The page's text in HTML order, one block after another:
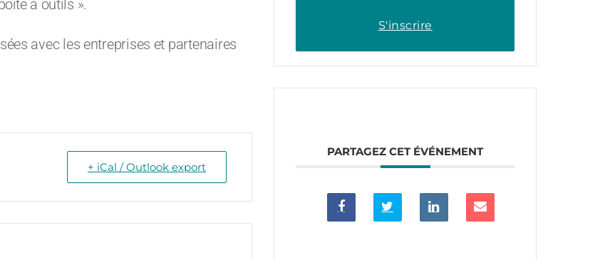
à outils ».
avec les entreprises et partenaires
+ iCal / Outlook export
S'inscrire
PARTAGEZ CET ÉVÉNEMENT